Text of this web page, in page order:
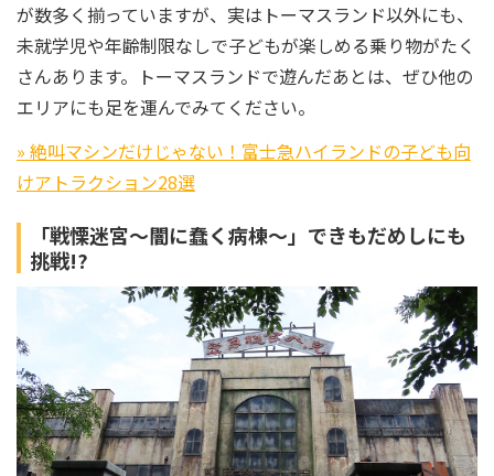
が数多く揃っていますが、実はトーマスランド以外にも、
未就学児や年齢制限なしで子どもが楽しめる乗り物がたく
さんあります。トーマスランドで遊んだあとは、ぜひ他の
エリアにも足を運んでみてください。
» 絶叫マシンだけじゃない！富士急ハイランドの子ども向
けアトラクション28選
「戦慄迷宮～闇に蠢く病棟～」できもだめしにも
挑戦!?